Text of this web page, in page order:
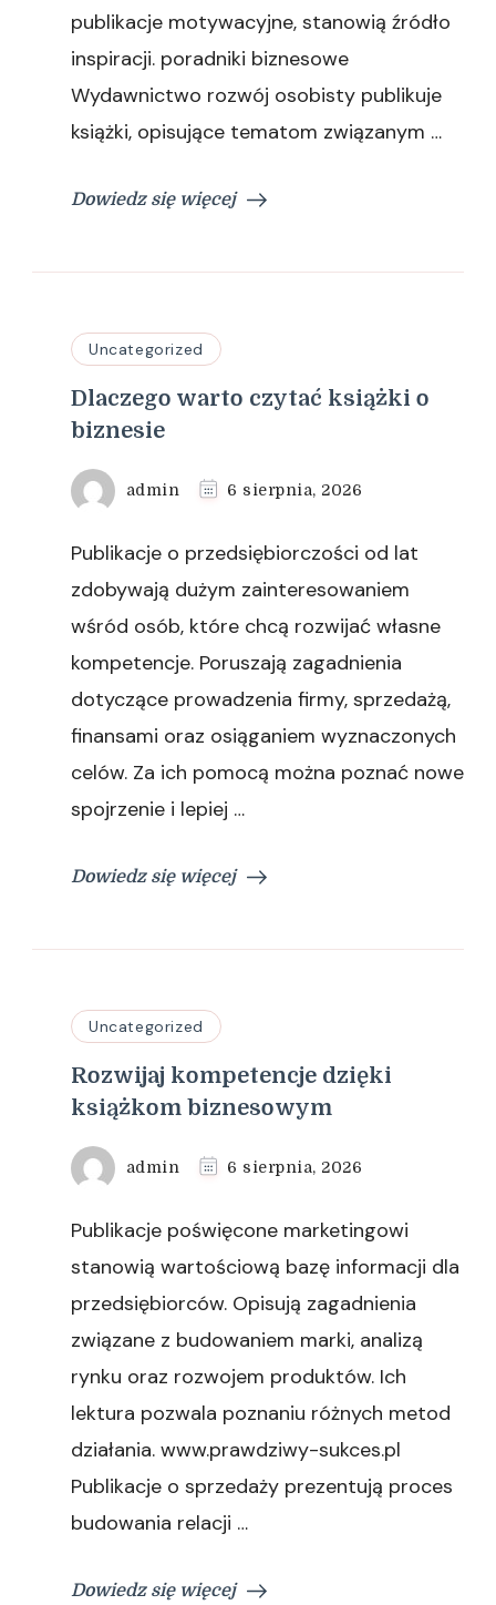
publikacje motywacyjne, stanowią źródło
inspiracji. poradniki biznesowe
Wydawnictwo rozwój osobisty publikuje
książki, opisujące tematom związanym …
Dowiedz się więcej
Uncategorized
Dlaczego warto czytać książki o
biznesie
admin 6 sierpnia, 2026
Publikacje o przedsiębiorczości od lat
zdobywają dużym zainteresowaniem
wśród osób, które chcą rozwijać własne
kompetencje. Poruszają zagadnienia
dotyczące prowadzenia firmy, sprzedażą,
finansami oraz osiąganiem wyznaczonych
celów. Za ich pomocą można poznać nowe
spojrzenie i lepiej …
Dowiedz się więcej
Uncategorized
Rozwijaj kompetencje dzięki
książkom biznesowym
admin 6 sierpnia, 2026
Publikacje poświęcone marketingowi
stanowią wartościową bazę informacji dla
przedsiębiorców. Opisują zagadnienia
związane z budowaniem marki, analizą
rynku oraz rozwojem produktów. Ich
lektura pozwala poznaniu różnych metod
działania. www.prawdziwy-sukces.pl
Publikacje o sprzedaży prezentują proces
budowania relacji …
Dowiedz się więcej